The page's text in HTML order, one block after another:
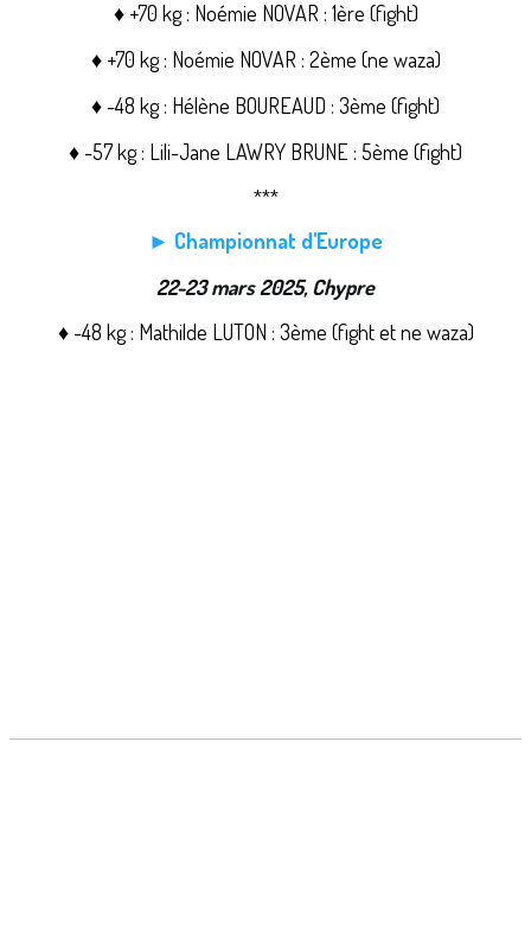
♦ +70 kg : Noémie NOVAR : 1ère (fight)
♦ +70 kg : Noémie NOVAR : 2ème (ne waza)
♦ -48 kg : Hélène BOUREAUD : 3ème (fight)
♦ -57 kg : Lili-Jane LAWRY BRUNE : 5ème (fight)
***
► Championnat d'Europe
22-23 mars 2025, Chypre
♦ -48 kg : Mathilde LUTON : 3ème (fight et ne waza)